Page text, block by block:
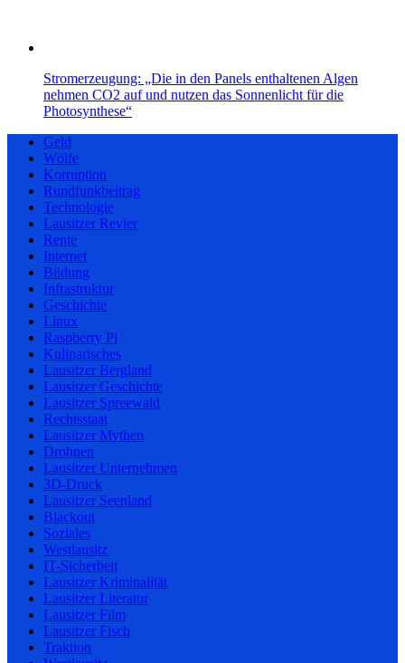
Stromerzeugung: „Die in den Panels enthaltenen Algen
nehmen CO2 auf und nutzen das Sonnenlicht für die
Photosynthese“
Geld
Wölfe
Korruption
Rundfunkbeitrag
Technologie
Lausitzer Revier
Rente
Internet
Bildung
Infrastruktur
Geschichte
Linux
Raspberry Pi
Kulinarisches
Lausitzer Bergland
Lausitzer Geschichte
Lausitzer Spreewald
Rechtsstaat
Lausitzer Mythen
Drohnen
Lausitzer Unternehmen
3D-Druck
Lausitzer Seenland
Blackout
Soziales
Westlausitz
IT-Sicherheit
Lausitzer Kriminalität
Lausitzer Literatur
Lausitzer Film
Lausitzer Fisch
Traktion